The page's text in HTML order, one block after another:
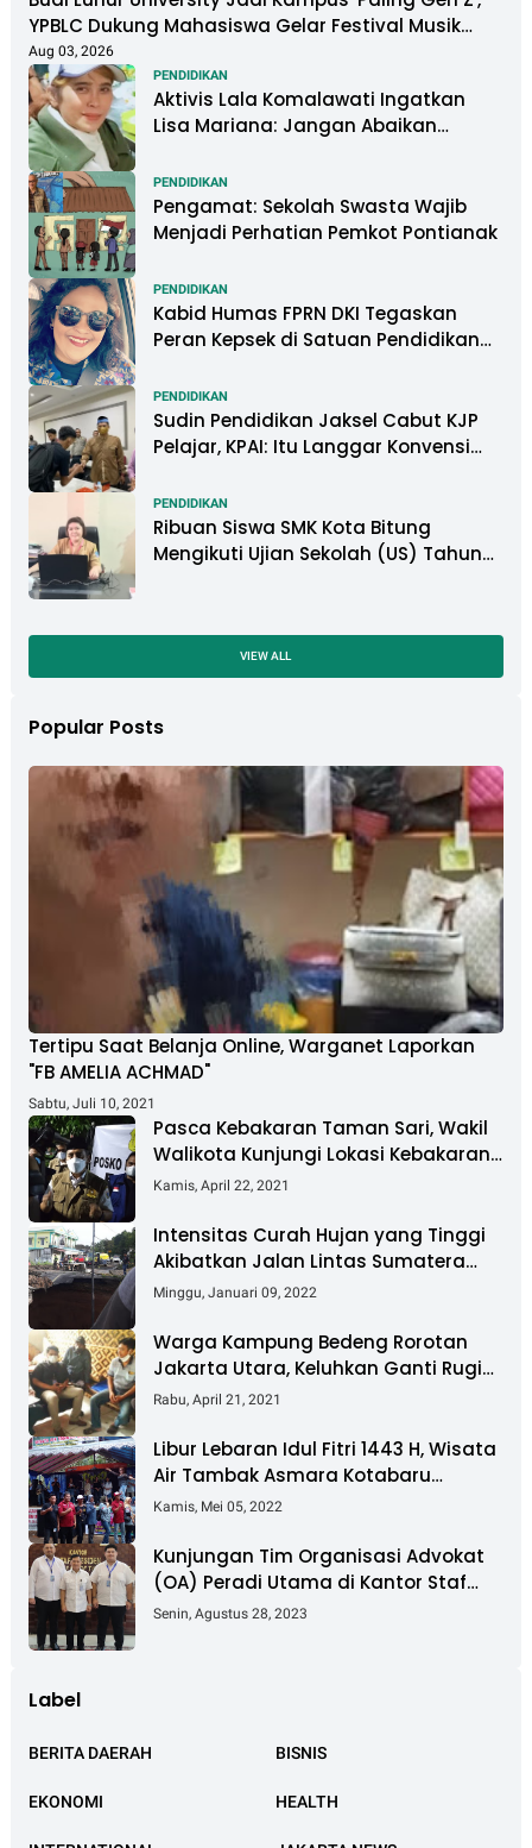
YPBLC Dukung Mahasiswa Gelar Festival Musik
Berkapasitas Ribuan Penonton
Aug 03, 2026
PENDIDIKAN
Aktivis Lala Komalawati Ingatkan
Lisa Mariana: Jangan Abaikan
DNA
PENDIDIKAN
Pengamat: Sekolah Swasta Wajib
Menjadi Perhatian Pemkot Pontianak
PENDIDIKAN
Kabid Humas FPRN DKI Tegaskan
Peran Kepsek di Satuan Pendidikan
PENDIDIKAN
Sudin Pendidikan Jaksel Cabut KJP
Pelajar, KPAI: Itu Langgar Konvensi
PENDIDIKAN
Ribuan Siswa SMK Kota Bitung
Mengikuti Ujian Sekolah (US) Tahun
VIEW ALL
Popular Posts
Tertipu Saat Belanja Online, Warganet Laporkan
"FB AMELIA ACHMAD"
Sabtu, Juli 10, 2021
Pasca Kebakaran Taman Sari, Wakil
Walikota Kunjungi Lokasi Kebakaran
Dan Salurkan Bantuan
Kamis, April 22, 2021
Intensitas Curah Hujan yang Tinggi
Akibatkan Jalan Lintas Sumatera
Nyaris Putus
Minggu, Januari 09, 2022
Warga Kampung Bedeng Rorotan
Jakarta Utara, Keluhkan Ganti Rugi
Pembebasan Lahan Tol Cibitung -
Rabu, April 21, 2021
Libur Lebaran Idul Fitri 1443 H, Wisata
Air Tambak Asmara Kotabaru
Dipadati Ribuan Pengunjung
Kamis, Mei 05, 2022
Kunjungan Tim Organisasi Advokat
(OA) Peradi Utama di Kantor Staf
Kepresidenan RI Istana Negara
Senin, Agustus 28, 2023
Label
BERITA DAERAH BISNIS
EKONOMI HEALTH